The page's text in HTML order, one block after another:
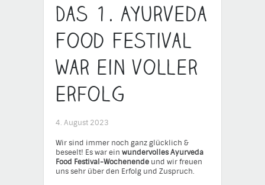
Das 1. Ayurveda
Food Festival
war ein voller
Erfolg…
4. August 2023
Wir sind immer noch ganz glücklich &
beseelt! Es war ein wundervolles Ayurveda
Food Festival-Wochenende und wir freuen
uns sehr über den Erfolg und Zuspruch.